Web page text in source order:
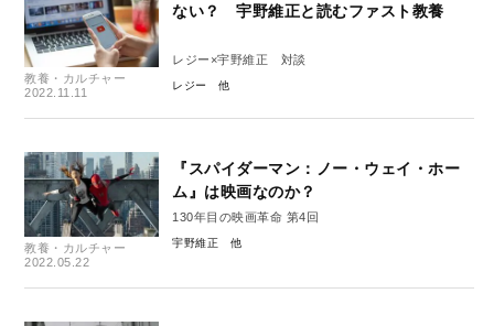
教養・カルチャー
2022.11.11
ない？ 宇野維正と読むファスト教養
レジー×宇野維正 対談
レジー
教養・カルチャー
2022.05.22
『スパイダーマン：ノー・ウェイ・ホー
ム』は映画なのか？
130年目の映画革命 第4回
宇野維正